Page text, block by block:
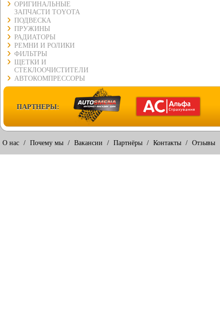
ОРИГИНАЛЬНЫЕ
ЗАПЧАСТИ TOYOTA
ПОДВЕСКА
ПРУЖИНЫ
РАДИАТОРЫ
РЕМНИ И РОЛИКИ
ФИЛЬТРЫ
ЩЕТКИ И
СТЕКЛООЧИСТИТЕЛИ
АВТОКОМПРЕССОРЫ
ПАРТНЕРЫ:
О нас / Почему мы / Вакансии / Партнёры / Контакты / Отзывы